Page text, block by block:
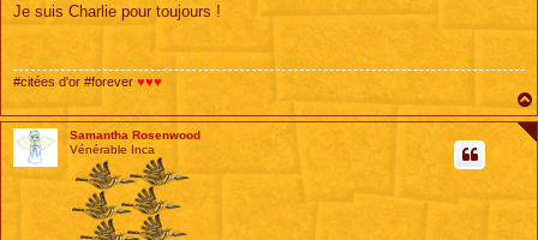
s
Je suis Charlie pour toujours !
#citées d'or #forever ♥♥♥
Samantha Rosenwood
Vénérable Inca